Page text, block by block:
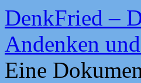
Zum
Inhalt
springen
DenkFried –
Andenken
Eine